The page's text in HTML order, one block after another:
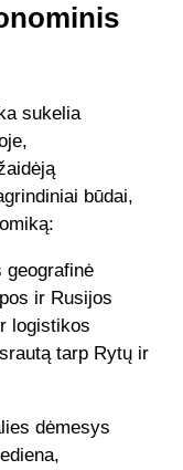
sukelia
būdai,
geografinė
ir Rusijos
logistikos
tarp Rytų ir
dėmesys